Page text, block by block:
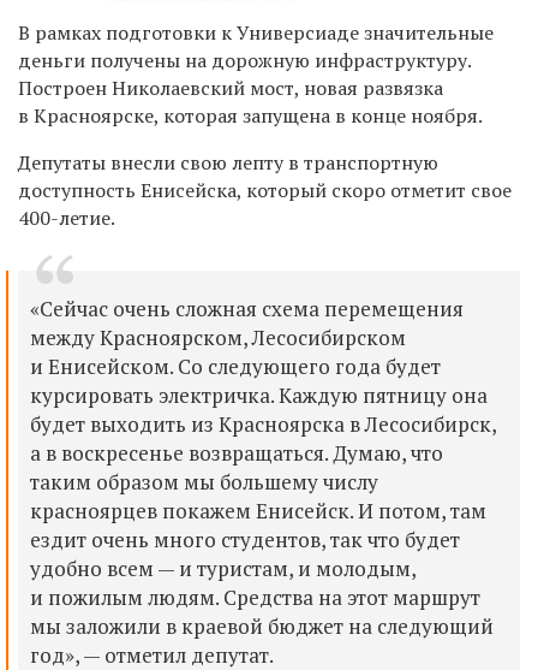
В рамках подготовки к Универсиаде значительные
деньги получены на дорожную инфраструктуру.
Построен Николаевский мост, новая развязка
в Красноярске, которая запущена в конце ноября.
Депутаты внесли свою лепту в транспортную
доступность Енисейска, который скоро отметит свое
400-летие.
«Сейчас очень сложная схема перемещения
между Красноярском, Лесосибирском
и Енисейском. Со следующего года будет
курсировать электричка. Каждую пятницу она
будет выходить из Красноярска в Лесосибирск,
а в воскресенье возвращаться. Думаю, что
таким образом мы большему числу
красноярцев покажем Енисейск. И потом, там
ездит очень много студентов, так что будет
удобно всем — и туристам, и молодым,
и пожилым людям. Средства на этот маршрут
мы заложили в краевой бюджет на следующий
год», — отметил депутат.